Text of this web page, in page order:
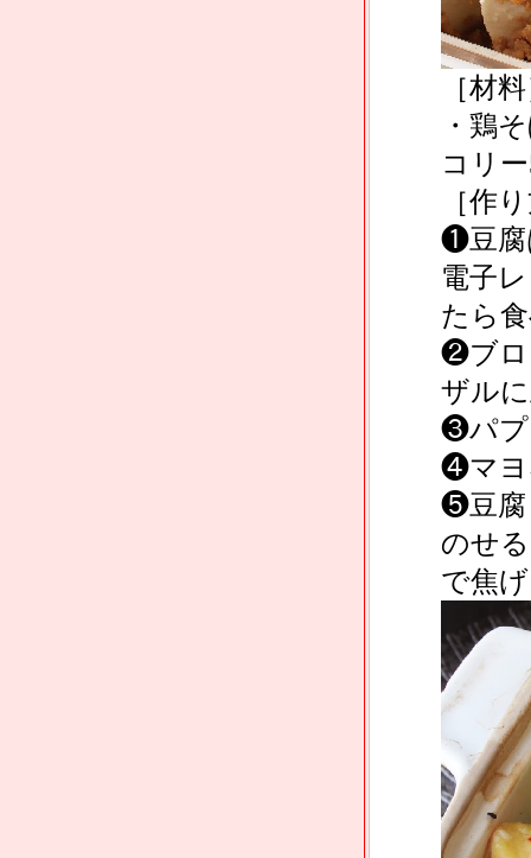
［材
・鶏
コリ
［作
❶⾖腐
電⼦
たら
❷ブロ
ザル
❸パプ
❹マヨ
❺豆腐
のせ
で焦